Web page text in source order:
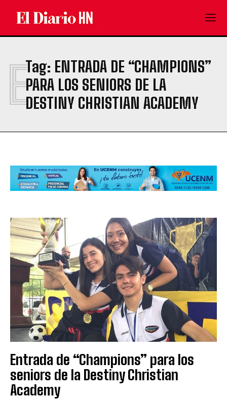
Tag: ENTRADA DE “CHAMPIONS”
PARA LOS SENIORS DE LA
DESTINY CHRISTIAN ACADEMY
E
Entrada de “Champions” para los
seniors de la Destiny Christian
Academy